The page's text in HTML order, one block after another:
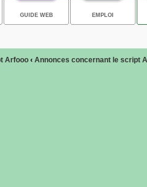
GUIDE WEB EMPLOI
Arfooo ‹ Annonces concernant le script